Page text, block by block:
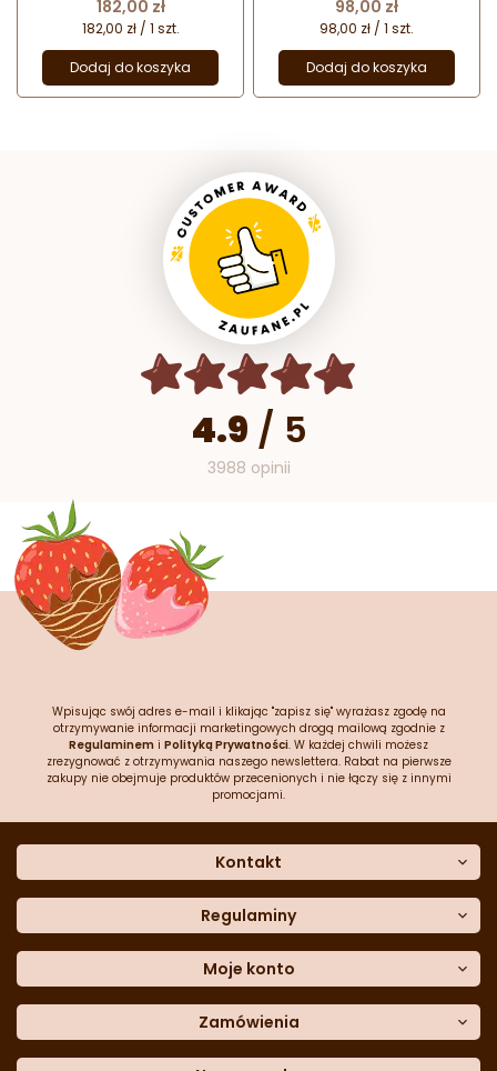
Cena
182,00 zł
182,00 zł / 1 szt.
Dodaj do koszyka
Cena
98,00 zł
98,00 zł / 1 szt.
Dodaj do koszyka
4.9 / 5
3988 opinii
Wpisując swój adres e-mail i klikając "zapisz się" wyrażasz zgodę na
otrzymywanie informacji marketingowych drogą mailową zgodnie z
Regulaminem i Polityką Prywatności. W każdej chwili możesz
zrezygnować z otrzymywania naszego newslettera. Rabat na pierwsze
zakupy nie obejmuje produktów przecenionych i nie łączy się z innymi
promocjami.
Kontakt
Dane kontaktowe
Często zadawane pytania
Sklep stacjonarny
Formularz kontaktowy
Blog
Regulaminy
Polityka prywatności
Polityka cookies
Polityka reklamacji
Polityka zwrotów
Dostępność cyfrowa
Moje konto
Moje dane
Historia zamówień
Zamówienia